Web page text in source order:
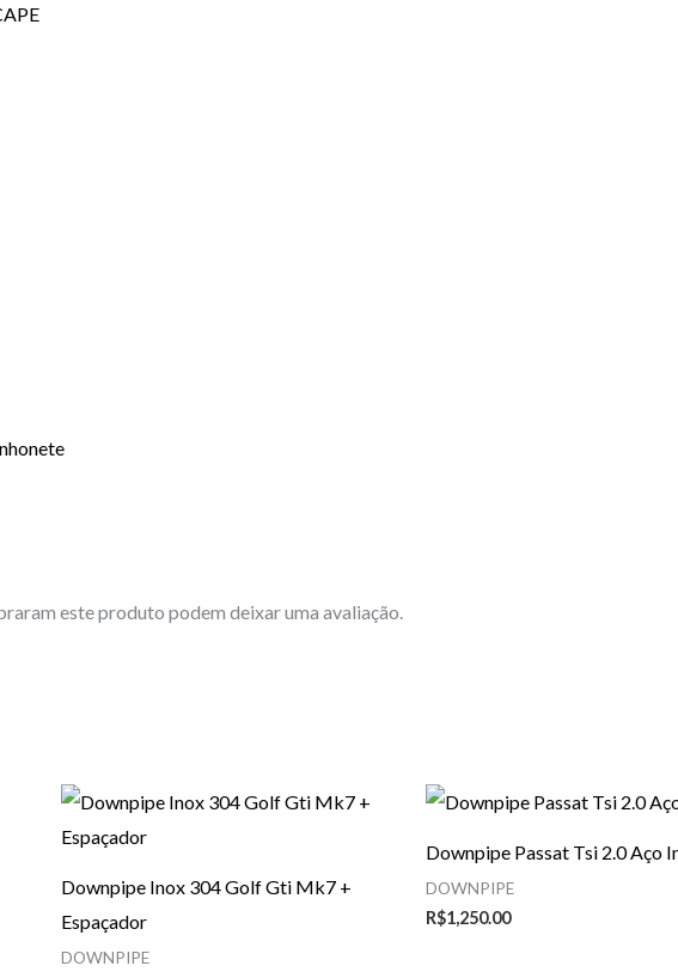
este produto podem deixar uma avaliação.
Downpipe Inox 304 Golf Gti Mk7 +
Espaçador
DOWNPIPE
Downpipe Passat Tsi 2.0 Aço
DOWNPIPE
R$1,250.00